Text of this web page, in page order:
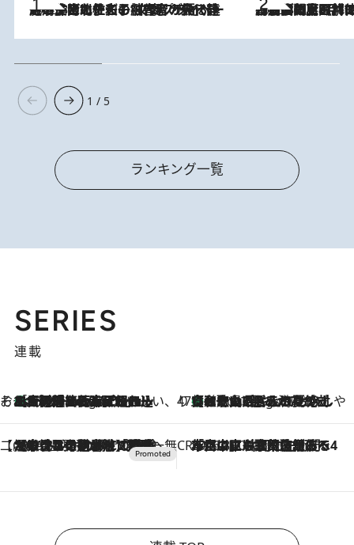
2026.8.3
《「文士の子ども被害者の会」発足！》阿川佐和子（72）が語る遠藤周作に北杜夫、劇作家・矢代静一の子どもたちの“文豪プライベート事件簿” 2026.8.8
「最後に見られてよかった」上野動物園の東園パンダ舎が解体前に特別公開。8月16日まで延長されたパネル展と共に辿る“半世紀”のパンダ飼育《解体工事の図面あり》
1 / 5
ランキング一覧
SERIES
連載
そおだよおこの関西おいしい、おやつ紀行4 Hours Ago
［大阪府箕面市］一皿一皿目の前で仕上げられる、料理を巧みに組み込んだアシェットデセールコース「ミチル アシェット デセール（Michiru assiette dessert）」 47都道府県の手みやげ ひんやりスイーツで夏を満喫
4 Hours Ago
【和歌山県】この夏絶対食べたい 冷やしておいしいおやつ3選 みかんがごろっと丸ごと入ったジュレ
【CREA×星野リゾート】唯一無二。癒しと発見が待つ場所へ
2026.8.7
【トンボの足水浴】ヒノキの香りに包まれて涼感マックス！約13℃の湧水かけ流しを避暑地「星野温泉 トンボの湯」で体験 CREA'S CHOICE
2026.8.7
「立川にも歌舞伎があるんだよ」 片岡仁左衛門・市川中車ら豪華座組みで4年目の立川立飛歌舞伎へ